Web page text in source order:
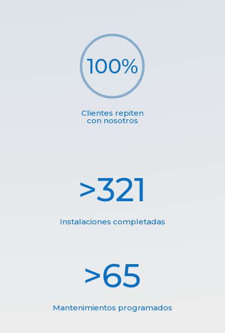
100%
Clientes repiten
con nosotros
321
Instalaciones completadas
65
Mantenimientos programados